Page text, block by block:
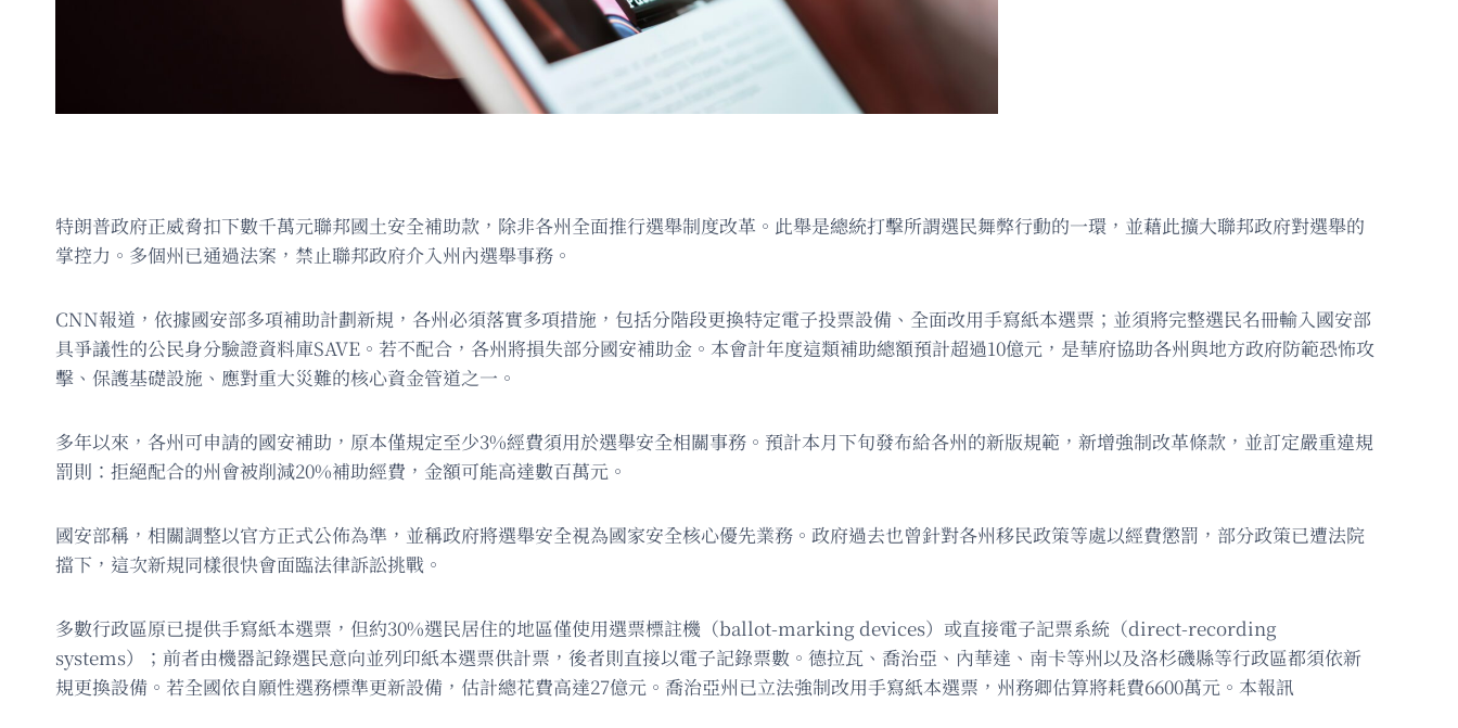
特朗普政府正威脅扣下數千萬元聯邦國土安全補助款，除非各州全面推行選舉制度改革。此舉是總統打擊所謂選民舞弊行動的一環，並藉此擴大聯邦政府對選舉的
掌控力。多個州已通過法案，禁止聯邦政府介入州內選舉事務。
CNN報道，依據國安部多項補助計劃新規，各州必須落實多項措施，包括分階段更換特定電子投票設備、全面改用手寫紙本選票；並須將完整選民名冊輸入國安部
具爭議性的公民身分驗證資料庫SAVE。若不配合，各州將損失部分國安補助金。本會計年度這類補助總額預計超過10億元，是華府協助各州與地方政府防範恐怖攻
擊、保護基礎設施、應對重大災難的核心資金管道之一。
多年以來，各州可申請的國安補助，原本僅規定至少3%經費須用於選舉安全相關事務。預計本月下旬發布給各州的新版規範，新增強制改革條款，並訂定嚴重違規
罰則：拒絕配合的州會被削減20%補助經費，金額可能高達數百萬元。
國安部稱，相關調整以官方正式公佈為準，並稱政府將選舉安全視為國家安全核心優先業務。政府過去也曾針對各州移民政策等處以經費懲罰，部分政策已遭法院
擋下，這次新規同樣很快會面臨法律訴訟挑戰。
多數行政區原已提供手寫紙本選票，但約30%選民居住的地區僅使用選票標註機（ballot-marking devices）或直接電子記票系統（direct-recording
systems）；前者由機器記錄選民意向並列印紙本選票供計票，後者則直接以電子記錄票數。德拉瓦、喬治亞、內華達、南卡等州以及洛杉磯縣等行政區都須依新
規更換設備。若全國依自願性選務標準更新設備，估計總花費高達27億元。喬治亞州已立法強制改用手寫紙本選票，州務卿估算將耗費6600萬元。本報訊